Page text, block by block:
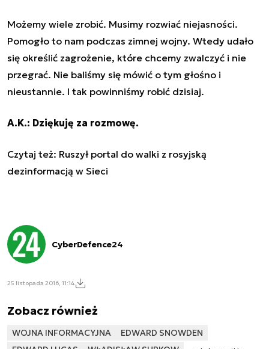
Możemy wiele zrobić. Musimy rozwiać niejasności.
Pomogło to nam podczas zimnej wojny. Wtedy udało
się określić zagrożenie, które chcemy zwalczyć i nie
przegrać. Nie baliśmy się mówić o tym głośno i
nieustannie. I tak powinniśmy robić dzisiaj.
A.K.: Dziękuję za rozmowę.
Czytaj też: Ruszył portal do walki z rosyjską
dezinformacją w Sieci
CyberDefence24
25 listopada 2016, 11:14
Zobacz również
WOJNA INFORMACYJNA
EDWARD SNOWDEN